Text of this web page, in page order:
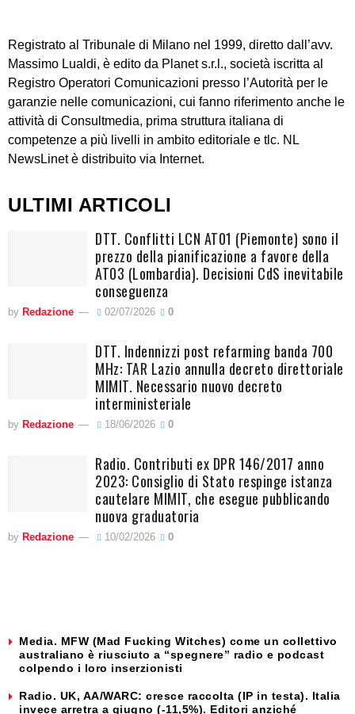
Registrato al Tribunale di Milano nel 1999, diretto dall’avv.
Massimo Lualdi, è edito da Planet s.r.l., società iscritta al
Registro Operatori Comunicazioni presso l’Autorità per le
garanzie nelle comunicazioni, cui fanno riferimento anche le
attività di Consultmedia, prima struttura italiana di
competenze a più livelli in ambito editoriale e tlc. NL
NewsLinet è distribuito via Internet.
ULTIMI ARTICOLI
DTT. Conflitti LCN AT01 (Piemonte) sono il
prezzo della pianificazione a favore della
AT03 (Lombardia). Decisioni CdS inevitabile
conseguenza
by Redazione 02/07/2026 0
DTT. Indennizzi post refarming banda 700
MHz: TAR Lazio annulla decreto direttoriale
MIMIT. Necessario nuovo decreto
interministeriale
by Redazione 18/06/2026 0
Radio. Contributi ex DPR 146/2017 anno
2023: Consiglio di Stato respinge istanza
cautelare MIMIT, che esegue pubblicando
nuova graduatoria
by Redazione 10/02/2026 0
Media. MFW (Mad Fucking Witches) come un collettivo
australiano è riusciuto a “spegnere” radio e podcast
colpendo i loro inserzionisti
Radio. UK, AA/WARC: cresce raccolta (IP in testa). Italia
invece arretra a giugno (-11,5%). Editori anziché